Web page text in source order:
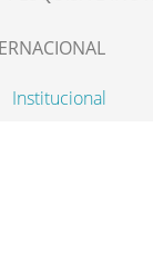
Institucional